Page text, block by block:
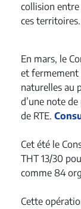
collision entre
ces territoires.
En mars, le
et fermement
naturelles au
d’une note
de RTE.
Cet été le
THT 13/30
comme 84
Cette